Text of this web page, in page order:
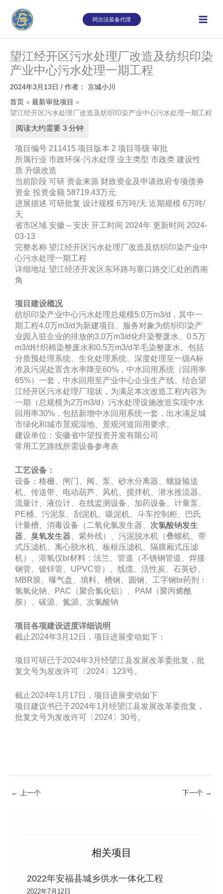
容
阿尔法装备代理
望江经开区污水处理厂改造及纺织印染
产业中心污水处理一期工程
2024年3月13日 / 作者：
京城小川
首页
最新审批项目
望江经开区污水处理厂改造及纺织印染产业中心污水处理一期工程
项目编号 211415 项目版本 2 项目等级 审批
所属行业 市政环保-污水处理 业主类型 市政类 建设性
质 升级改造
当前阶段 可研 资金来源 财政资金及申请政府专项债券
资金 投资金额 58719.43万元
进展描述 可研批复 设计规模 6万吨/天 近期规模 6万吨/
天
省市区域 安徽 – 安庆 开工时间 2024年 更新时间 2024-
03-13
完整名称 望江经开区污水处理厂改造及纺织印染产业中
心污水处理一期工程
详细地址 望江经济开发区东环路与塞口路交汇处的西南
角
项目建设概况
纺织印染产业中心污水处理总规模5.0万m3/d，其中一
期工程4.0万m3/d为新建项目。服务对象为纺织印染产
业园入驻企业的排放的3.0万m3/d化纤染整废水、0.5万
m3/d针织棉染整废水和0.5万m3/d羊毛染整废水。包括
分质预处理系统、生化处理系统、深度处理至一级A标
准及污泥处置含水率降至60%，中水回用系统（回用率
65%）一套，中水回用至产业中心企业生产线。结合望
江经开区污水处理厂现状，为满足本次改造工程内容为
一期（总规模为2万m3/d）污水处理设施改造实现中水
回用率30%，包括新增中水回用系统一套，出水满足城
市绿化和城市景观湿地、景观河道回用要求。
建设单位：安徽省中望投资开发有限公司
常用工艺路线所需设备参考表
工艺设备：
设备：格栅、闸门、阀、泵、砂水分离器、螺旋输送
机、传送带、电动葫芦、风机、搅拌机、潜水推流器、
流量计、液位计、在线监测设备、加药设备、计量泵、
PE桶、污泥泵、刮泥机、吸泥机、斗车控制柜、巴氏
计量槽、消毒设备（二氧化氯发生器、 次氯酸钠发生
器
臭氧发生器 、紫外线）、污泥脱水机（叠螺机、带
式压滤机、离心脱水机、板框压滤机、隔膜厢式压滤
机）、溶氧仪br材料：法兰、管道（不锈钢管道、焊接
钢管、镀锌管、UPVC管）、线缆、活性炭、石英砂、
MBR膜、曝气盘、填料、槽钢、圆钢、工字钢br药剂：
氢氧化钠、PAC（聚合氯化铝）、PAM（聚丙烯酰
胺）、碳源、氮源、次氯酸钠
项目各项建设进度详细说明
截止2024年3月12日，项目进展变动如下：
项目可研已于2024年3月经望江县发展改革委批复，批
复文号为发改许可〔2024〕123号。
截止2024年1月17日，项目进展变动如下
项目建议书已于2024年1月经望江县发展改革委批复，
批复文号为发改许可〔2024〕30号。
← 上一个 下一个 →
相关项目
2022年安福县城乡供水一体化工程
2022年7月12日